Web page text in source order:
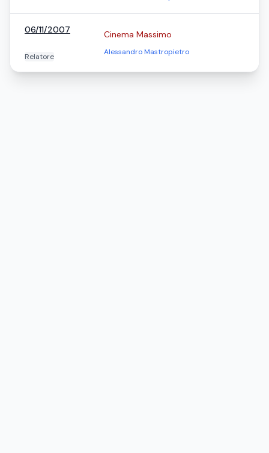
06/11/2007
Relatore
Cinema Massimo
Alessandro Mastropietro